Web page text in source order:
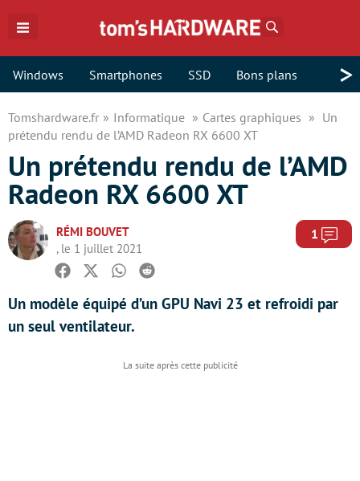
Windows Smartphones SSD Bons plans >
Tomshardware.fr Informatique Cartes graphiques
Un
prétendu rendu de l’AMD Radeon RX 6600 XT
Un prétendu rendu de l’AMD
Radeon RX 6600 XT
RÉMI BOUVET
, le 1 juillet 2021
1
Facebook
TwitterWhatsapp
Reddit
Un modèle équipé d’un GPU Navi 23 et refroidi par
un seul ventilateur.